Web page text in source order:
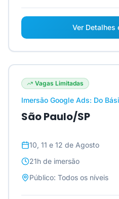
Ver Detalhes
Vagas Limitadas
Imersão Google Ads: Do
São Paulo/SP
10, 11 e 12 de Agosto
21h de imersão
Público: Todos os níveis